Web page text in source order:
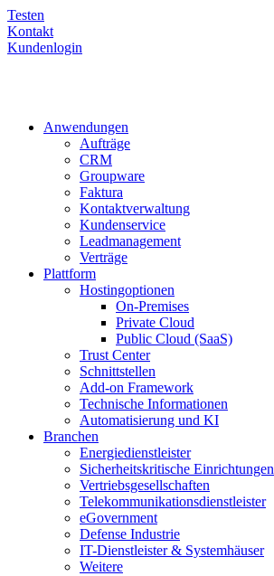
Testen
Kontakt
Kundenlogin
Anwendungen
Aufträge
CRM
Groupware
Faktura
Kontaktverwaltung
Kundenservice
Leadmanagement
Verträge
Plattform
Hostingoptionen
On-Premises
Private Cloud
Public Cloud (SaaS)
Trust Center
Schnittstellen
Add-on Framework
Technische Informationen
Automatisierung und KI
Branchen
Energiedienstleister
Sicherheitskritische Einrichtungen
Vertriebsgesellschaften
Telekommunikationsdienstleister
eGovernment
Defense Industrie
IT-Dienstleister & Systemhäuser
Weitere